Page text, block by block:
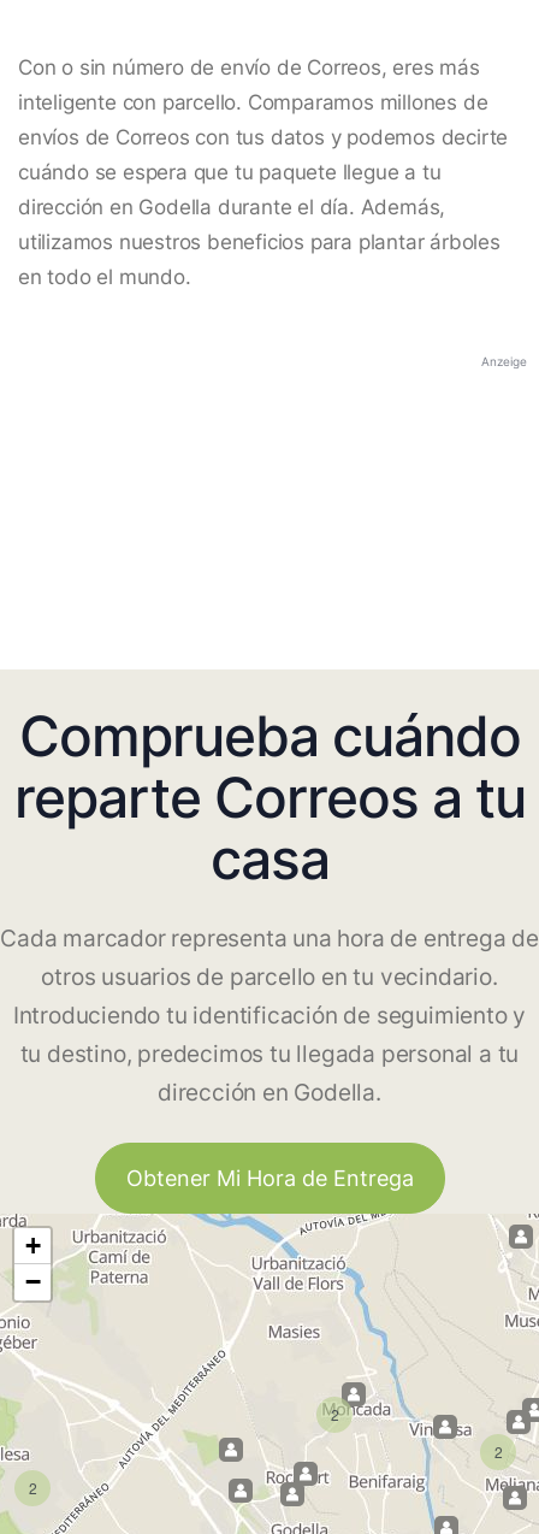
Con o sin número de envío de Correos, eres más
inteligente con parcello. Comparamos millones de
envíos de Correos con tus datos y podemos decirte
cuándo se espera que tu paquete llegue a tu
dirección en Godella durante el día. Además,
utilizamos nuestros beneficios para plantar árboles
en todo el mundo.
Anzeige
Comprueba cuándo
reparte Correos a tu
casa
Cada marcador representa una hora de entrega de
otros usuarios de parcello en tu vecindario.
Introduciendo tu identificación de seguimiento y
tu destino, predecimos tu llegada personal a tu
dirección en Godella.
Obtener Mi Hora de Entrega
2
2
2
+
−